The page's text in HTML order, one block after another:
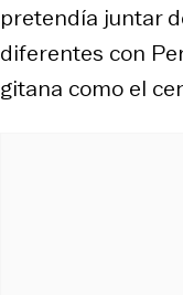
pretendía juntar
diferentes con
gitana como el